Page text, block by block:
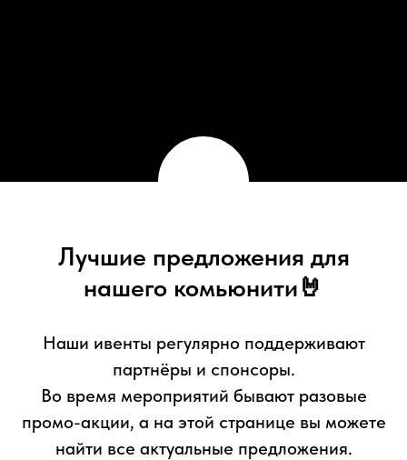
Лучшие предложения для
нашего комьюнити🤘
Наши ивенты регулярно поддерживают
партнёры и спонсоры.
Во время мероприятий бывают разовые
промо-акции, а на этой странице вы можете
найти все актуальные предложения.